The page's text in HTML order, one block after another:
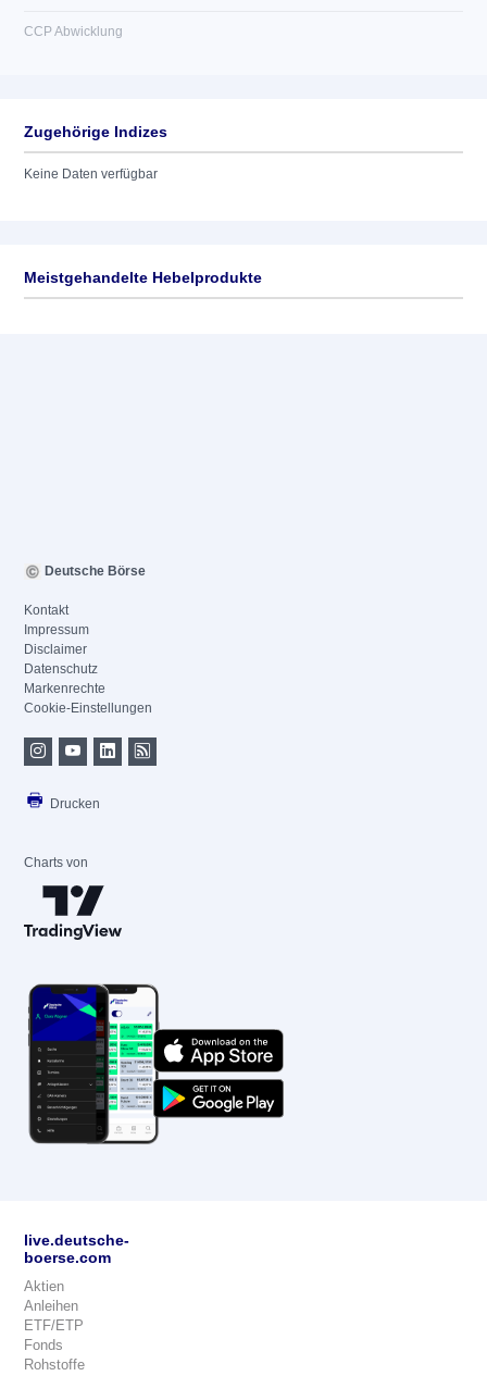
CCP Abwicklung
Zugehörige Indizes
Keine Daten verfügbar
Meistgehandelte Hebelprodukte
Deutsche Börse
Kontakt
Impressum
Disclaimer
Datenschutz
Markenrechte
Cookie-Einstellungen
Drucken
Charts von
live.deutsche-
boerse.com
Aktien
Anleihen
ETF/ETP
Fonds
Rohstoffe